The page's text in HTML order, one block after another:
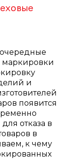
очередные
маркировки
и
появится
отказа в
в
к чему